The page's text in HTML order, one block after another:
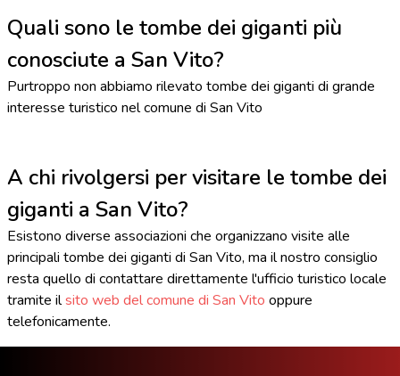
Quali sono le tombe dei giganti più
conosciute a San Vito?
Purtroppo non abbiamo rilevato tombe dei giganti di grande
interesse turistico nel comune di San Vito
A chi rivolgersi per visitare le tombe dei
giganti a San Vito?
Esistono diverse associazioni che organizzano visite alle
principali tombe dei giganti di San Vito, ma il nostro consiglio
resta quello di contattare direttamente l'ufficio turistico locale
tramite ilsito web del comune di San Vito oppure
telefonicamente.